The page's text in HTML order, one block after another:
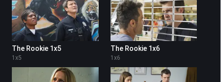
The Rookie 1x5
1 x5
The Rookie 1x6
1 x6